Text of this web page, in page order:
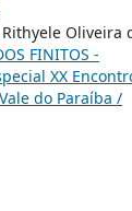
Oliveira
FINITOS -
XX
do Paraíba /